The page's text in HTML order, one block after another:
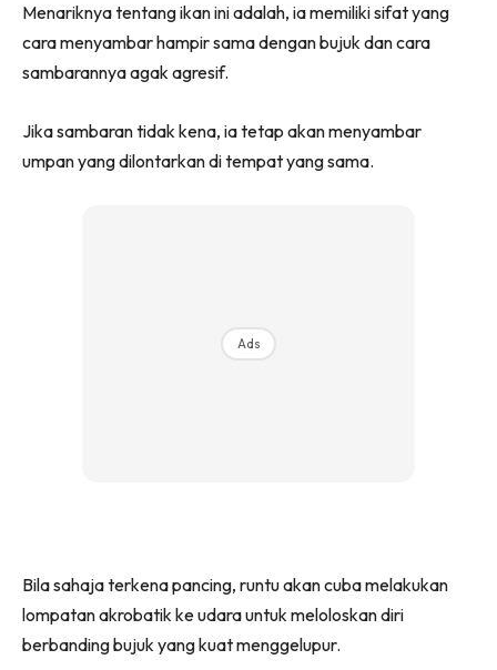
Menariknya tentang ikan ini adalah, ia memiliki sifat yang
cara menyambar hampir sama dengan bujuk dan cara
sambarannya agak agresif.
Jika sambaran tidak kena, ia tetap akan menyambar
umpan yang dilontarkan di tempat yang sama.
Ads
Bila sahaja terkena pancing, runtu akan cuba melakukan
lompatan akrobatik ke udara untuk meloloskan diri
berbanding bujuk yang kuat menggelupur.